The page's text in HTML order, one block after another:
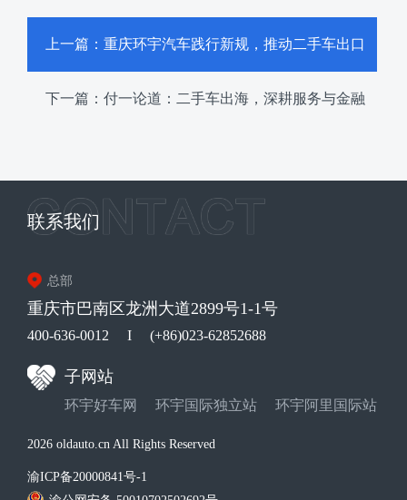
上一篇：重庆环宇汽车践行新规，推动二手车出口
东南亚健康发展
下一篇：付一论道：二手车出海，深耕服务与金融
联系我们
总部
重庆市巴南区龙洲大道2899号1-1号
400-636-0012 I (+86)023-62852688
子网站
环宇好车网 环宇国际独立站 环宇阿里国际站
2026 oldauto.cn All Rights Reserved
渝ICP备20000841号-1